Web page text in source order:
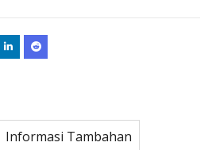
Informasi Tambahan